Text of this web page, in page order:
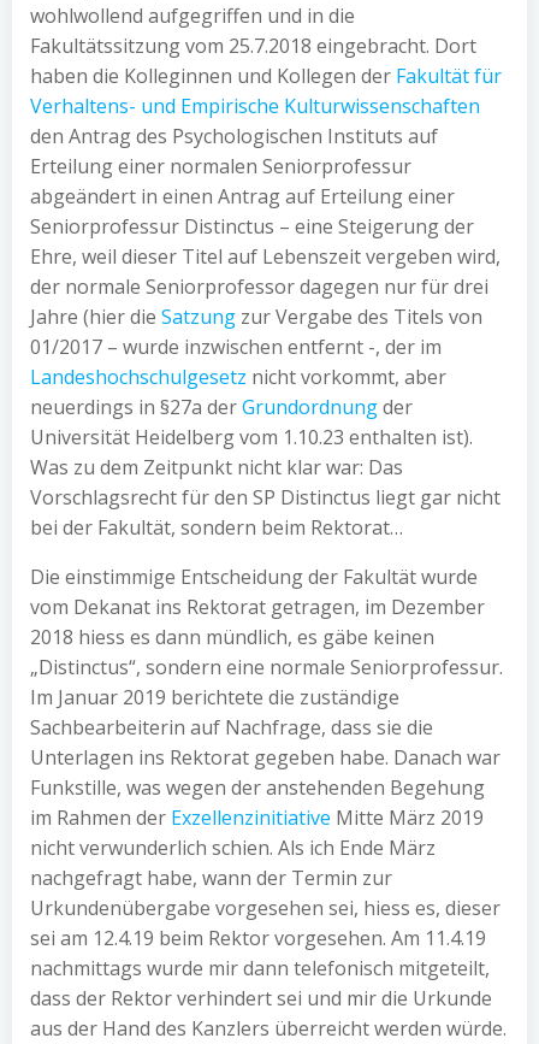
wohlwollend aufgegriffen und in die
Fakultätssitzung vom 25.7.2018 eingebracht. Dort
haben die Kolleginnen und Kollegen der Fakultät für
Verhaltens- und Empirische Kulturwissenschaften
den Antrag des Psychologischen Instituts auf
Erteilung einer normalen Seniorprofessur
abgeändert in einen Antrag auf Erteilung einer
Seniorprofessur Distinctus – eine Steigerung der
Ehre, weil dieser Titel auf Lebenszeit vergeben wird,
der normale Seniorprofessor dagegen nur für drei
Jahre (hier die Satzung zur Vergabe des Titels von
01/2017 – wurde inzwischen entfernt -, der im
Landeshochschulgesetz nicht vorkommt, aber
neuerdings in §27a derGrundordnungder
Universität Heidelberg vom 1.10.23 enthalten ist).
Was zu dem Zeitpunkt nicht klar war: Das
Vorschlagsrecht für den SP Distinctus liegt gar nicht
bei der Fakultät, sondern beim Rektorat…
Die einstimmige Entscheidung der Fakultät wurde
vom Dekanat ins Rektorat getragen, im Dezember
2018 hiess es dann mündlich, es gäbe keinen
„Distinctus“, sondern eine normale Seniorprofessur.
Im Januar 2019 berichtete die zuständige
Sachbearbeiterin auf Nachfrage, dass sie die
Unterlagen ins Rektorat gegeben habe. Danach war
Funkstille, was wegen der anstehenden Begehung
im Rahmen der Exzellenzinitiative Mitte März 2019
nicht verwunderlich schien. Als ich Ende März
nachgefragt habe, wann der Termin zur
Urkundenübergabe vorgesehen sei, hiess es, dieser
sei am 12.4.19 beim Rektor vorgesehen. Am 11.4.19
nachmittags wurde mir dann telefonisch mitgeteilt,
dass der Rektor verhindert sei und mir die Urkunde
aus der Hand des Kanzlers überreicht werden würde.